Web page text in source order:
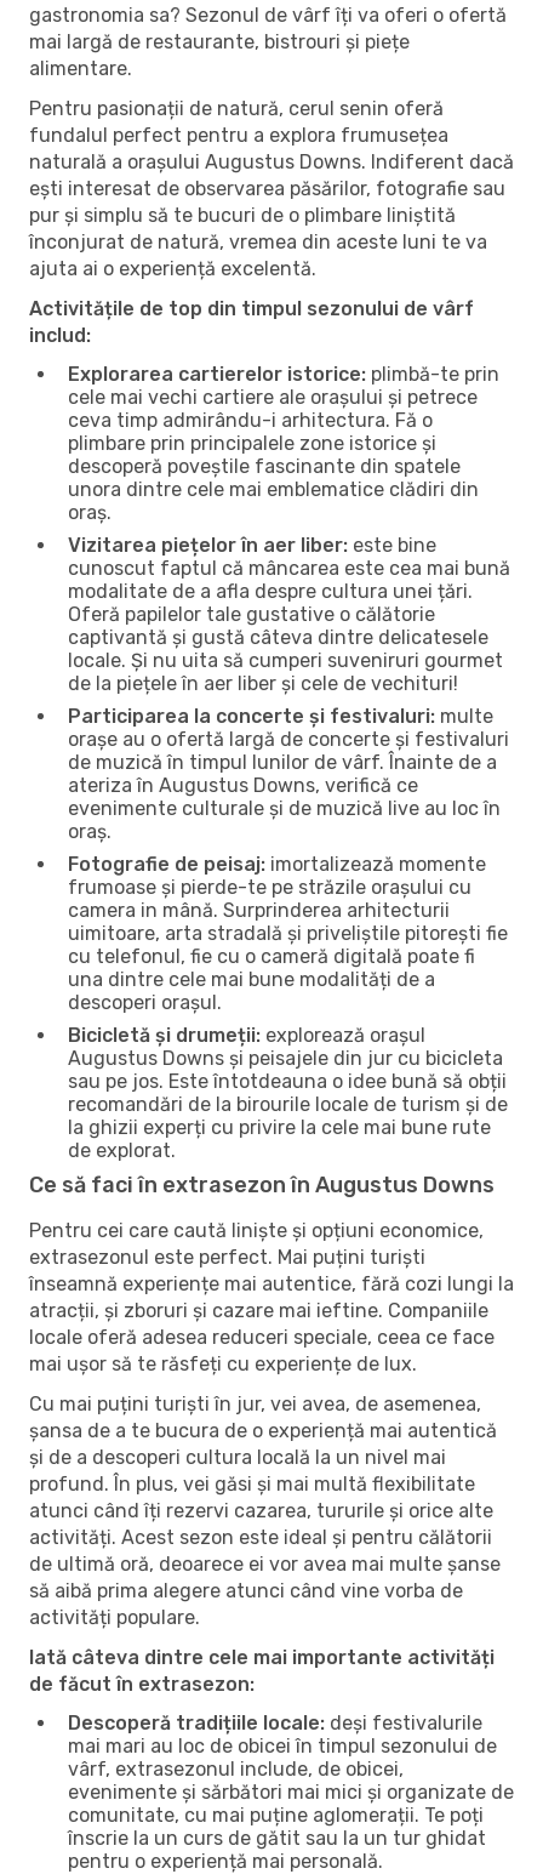
gastronomia sa? Sezonul de vârf îți va oferi o ofertă
mai largă de restaurante, bistrouri și piețe
alimentare.
Pentru pasionații de natură, cerul senin oferă
fundalul perfect pentru a explora frumusețea
naturală a orașului Augustus Downs. Indiferent dacă
ești interesat de observarea păsărilor, fotografie sau
pur și simplu să te bucuri de o plimbare liniștită
înconjurat de natură, vremea din aceste luni te va
ajuta ai o experiență excelentă.
Activitățile de top din timpul sezonului de vârf
includ:
Explorarea cartierelor istorice: plimbă-te prin
cele mai vechi cartiere ale orașului și petrece
ceva timp admirându-i arhitectura. Fă o
plimbare prin principalele zone istorice și
descoperă poveștile fascinante din spatele
unora dintre cele mai emblematice clădiri din
oraș.
Vizitarea piețelor în aer liber: este bine
cunoscut faptul că mâncarea este cea mai bună
modalitate de a afla despre cultura unei țări.
Oferă papilelor tale gustative o călătorie
captivantă și gustă câteva dintre delicatesele
locale. Și nu uita să cumperi suveniruri gourmet
de la piețele în aer liber și cele de vechituri!
Participarea la concerte și festivaluri: multe
orașe au o ofertă largă de concerte și festivaluri
de muzică în timpul lunilor de vârf. Înainte de a
ateriza în Augustus Downs, verifică ce
evenimente culturale și de muzică live au loc în
oraș.
Fotografie de peisaj: imortalizează momente
frumoase și pierde-te pe străzile orașului cu
camera in mână. Surprinderea arhitecturii
uimitoare, arta stradală și priveliștile pitorești fie
cu telefonul, fie cu o cameră digitală poate fi
una dintre cele mai bune modalități de a
descoperi orașul.
Bicicletă și drumeții: explorează orașul
Augustus Downs și peisajele din jur cu bicicleta
sau pe jos. Este întotdeauna o idee bună să obții
recomandări de la birourile locale de turism și de
la ghizii experți cu privire la cele mai bune rute
de explorat.
Ce să faci în extrasezon în Augustus Downs
Pentru cei care caută liniște și opțiuni economice,
extrasezonul este perfect. Mai puțini turiști
înseamnă experiențe mai autentice, fără cozi lungi la
atracții, și zboruri și cazare mai ieftine. Companiile
locale oferă adesea reduceri speciale, ceea ce face
mai ușor să te răsfeți cu experiențe de lux.
Cu mai puțini turiști în jur, vei avea, de asemenea,
șansa de a te bucura de o experiență mai autentică
și de a descoperi cultura locală la un nivel mai
profund. În plus, vei găsi și mai multă flexibilitate
atunci când îți rezervi cazarea, tururile și orice alte
activități. Acest sezon este ideal și pentru călătorii
de ultimă oră, deoarece ei vor avea mai multe șanse
să aibă prima alegere atunci când vine vorba de
activități populare.
Iată câteva dintre cele mai importante activități
de făcut în extrasezon:
Descoperă tradițiile locale: deși festivalurile
mai mari au loc de obicei în timpul sezonului de
vârf, extrasezonul include, de obicei,
evenimente și sărbători mai mici și organizate de
comunitate, cu mai puține aglomerații. Te poți
înscrie la un curs de gătit sau la un tur ghidat
pentru o experiență mai personală.